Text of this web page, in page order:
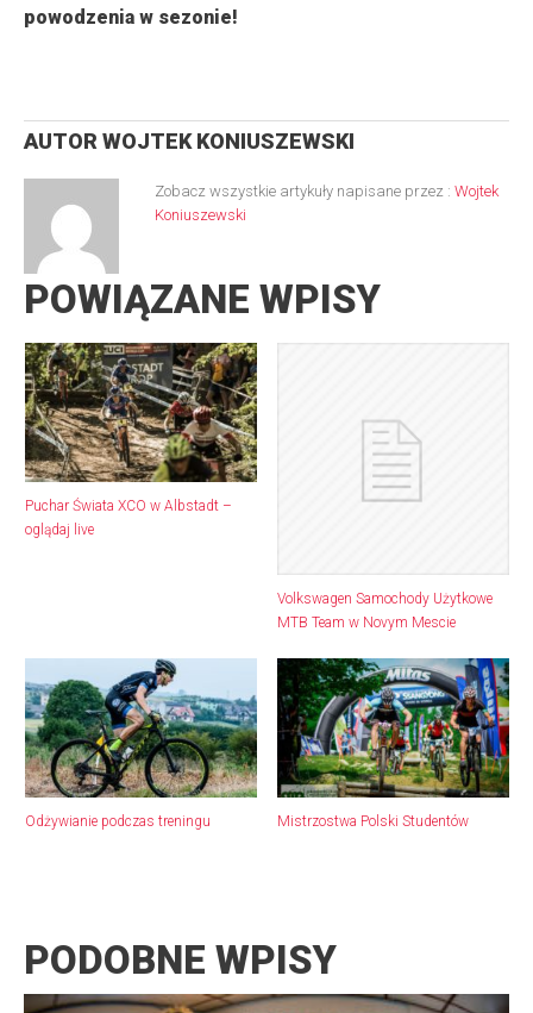
powodzenia w sezonie!
AUTOR WOJTEK KONIUSZEWSKI
Zobacz wszystkie artykuły napisane przez : Wojtek
Koniuszewski
POWIĄZANE WPISY
Puchar Świata XCO w Albstadt –
oglądaj live
Volkswagen Samochody Użytkowe
MTB Team w Novym Mescie
Odżywianie podczas treningu Mistrzostwa Polski Studentów
PODOBNE WPISY